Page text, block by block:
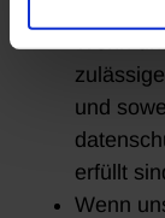
und
erfüllt
Wenn